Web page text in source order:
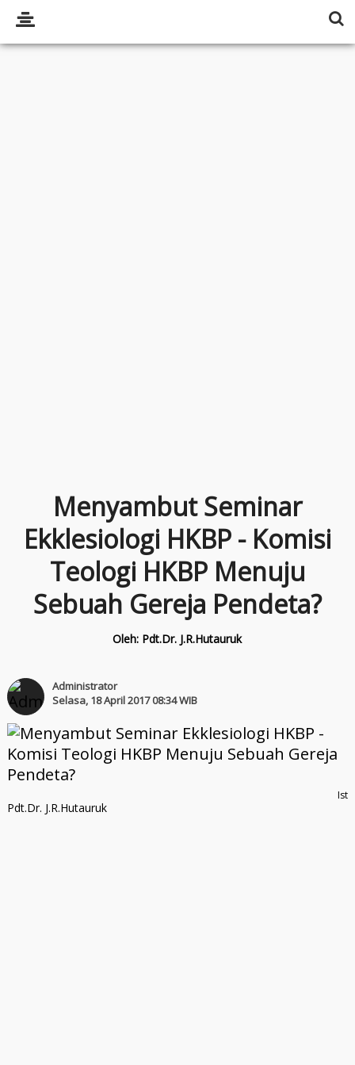
Menyambut Seminar
Ekklesiologi HKBP - Komisi
Teologi HKBP Menuju
Sebuah Gereja Pendeta?
Oleh: Pdt.Dr. J.R.Hutauruk
Administrator
Selasa, 18 April 2017 08:34 WIB
Ist
Pdt.Dr. J.R.Hutauruk